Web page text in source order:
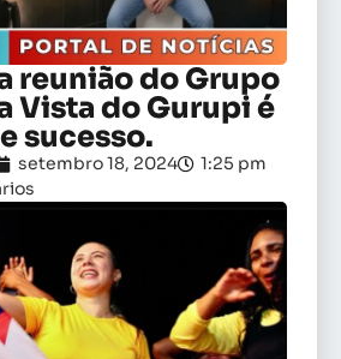
reunião do Grupo
Vista do Gurupi é
sucesso.
setembro 18, 2024
1:25 pm